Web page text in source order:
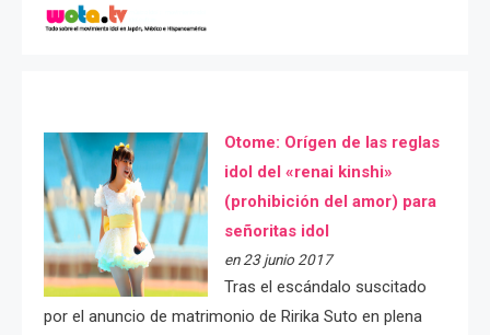
Otome: Orígen de las reglas
idol del «renai kinshi»
(prohibición del amor) para
señoritas idol
en 23 junio 2017
Tras el escándalo suscitado
por el anuncio de matrimonio de Ririka Suto en plena